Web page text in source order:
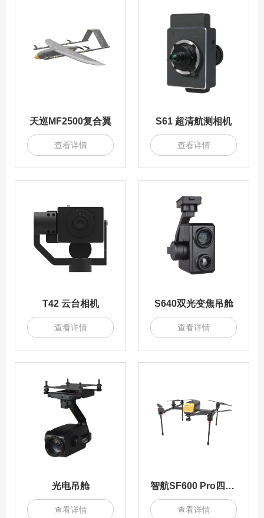
天巡MF2500复合翼
查看详情
S61 超清航测相机
查看详情
T42 云台相机
查看详情
S640双光变焦吊舱
查看详情
光电吊舱
查看详情
智航SF600 Pro四旋翼
查看详情